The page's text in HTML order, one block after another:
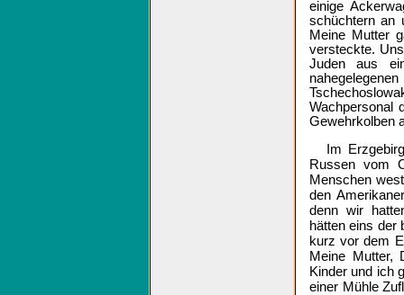
einige
schüchtern an
Meine Mutter
versteckte.
Juden aus
Wachpersonal
Gewehrkolben
Im
Russen vom
Menschen
den
denn wir
hätten eins der
kurz vor dem
Meine Mutter,
Kinder und ich
einer Mühle